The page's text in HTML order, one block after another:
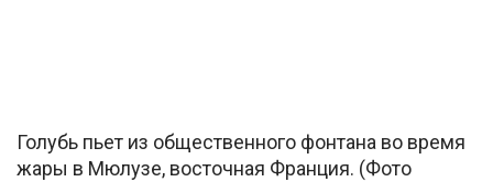
Голубь пьет из общественного фонтана во время
жары в Мюлузе, восточная Франция. (Фото